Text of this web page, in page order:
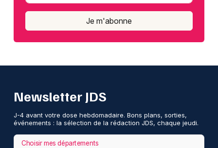
Je m'abonne
Newsletter JDS
J-4 avant votre dose hebdomadaire. Bons plans, sorties,
événements : la sélection de la rédaction JDS, chaque jeudi.
Choisir mes départements